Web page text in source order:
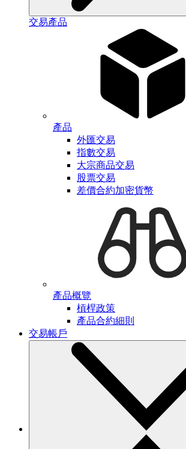
交易產品
產品
外匯交易
指數交易
大宗商品交易
股票交易
差價合約加密貨幣
產品概覽
槓桿政策
產品合約細則
交易帳戶